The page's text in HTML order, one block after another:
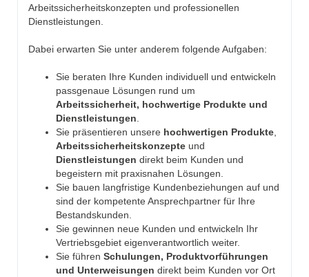
Arbeitssicherheitskonzepten und professionellen
Dienstleistungen.
Dabei erwarten Sie unter anderem folgende Aufgaben:
Sie beraten Ihre Kunden individuell und entwickeln
passgenaue Lösungen rund um
Arbeitssicherheit, hochwertige Produkte und
Dienstleistungen
Sie präsentieren unsere hochwertigen Produkte
Arbeitssicherheitskonzepte und
Dienstleistungen direkt beim Kunden und
begeistern mit praxisnahen Lösungen.
Sie bauen langfristige Kundenbeziehungen auf und
sind der kompetente Ansprechpartner für Ihre
Bestandskunden.
Sie gewinnen neue Kunden und entwickeln Ihr
Vertriebsgebiet eigenverantwortlich weiter.
Sie führen Schulungen, Produktvorführungen
und Unterweisungen direkt beim Kunden vor Ort